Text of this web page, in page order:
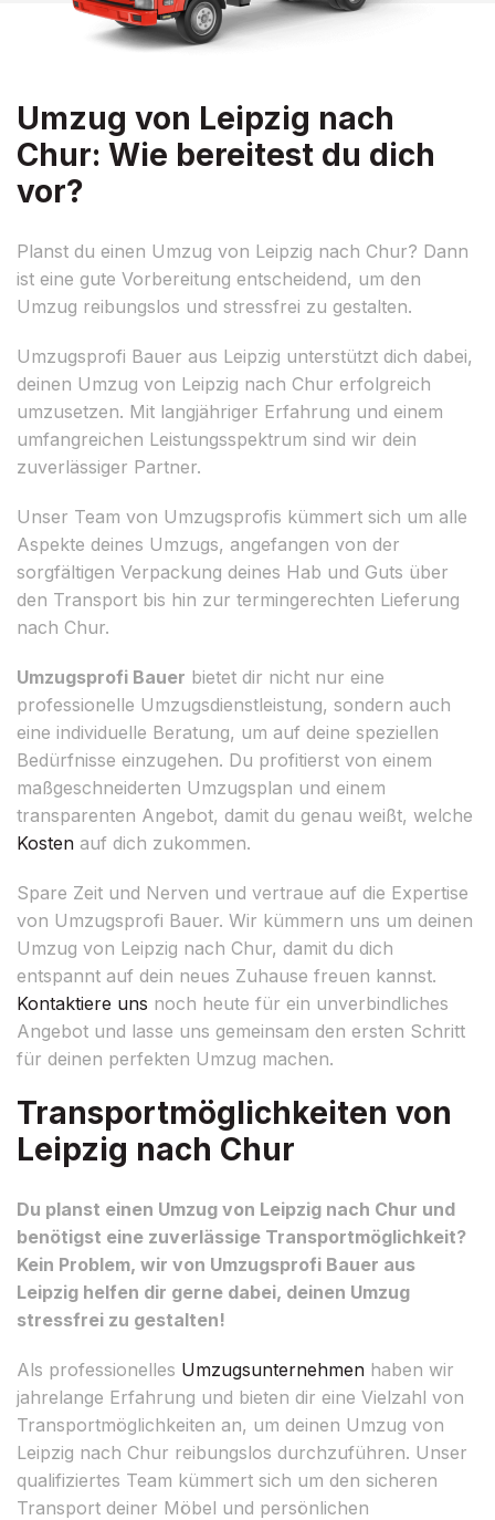
Umzug von Leipzig nach
Chur: Wie bereitest du dich
vor?
Planst du einen Umzug von Leipzig nach Chur? Dann
ist eine gute Vorbereitung entscheidend, um den
Umzug reibungslos und stressfrei zu gestalten.
Umzugsprofi Bauer aus Leipzig unterstützt dich dabei,
deinen Umzug von Leipzig nach Chur erfolgreich
umzusetzen. Mit langjähriger Erfahrung und einem
umfangreichen Leistungsspektrum sind wir dein
zuverlässiger Partner.
Unser Team von Umzugsprofis kümmert sich um alle
Aspekte deines Umzugs, angefangen von der
sorgfältigen Verpackung deines Hab und Guts über
den Transport bis hin zur termingerechten Lieferung
nach Chur.
Umzugsprofi Bauer bietet dir nicht nur eine
professionelle Umzugsdienstleistung, sondern auch
eine individuelle Beratung, um auf deine speziellen
Bedürfnisse einzugehen. Du profitierst von einem
maßgeschneiderten Umzugsplan und einem
transparenten Angebot, damit du genau weißt, welche
Kosten auf dich zukommen.
Spare Zeit und Nerven und vertraue auf die Expertise
von Umzugsprofi Bauer. Wir kümmern uns um deinen
Umzug von Leipzig nach Chur, damit du dich
entspannt auf dein neues Zuhause freuen kannst.
Kontaktiere uns noch heute für ein unverbindliches
Angebot und lasse uns gemeinsam den ersten Schritt
für deinen perfekten Umzug machen.
Transportmöglichkeiten von
Leipzig nach Chur
Du planst einen Umzug von Leipzig nach Chur und
benötigst eine zuverlässige Transportmöglichkeit?
Kein Problem, wir von Umzugsprofi Bauer aus
Leipzig helfen dir gerne dabei, deinen Umzug
stressfrei zu gestalten!
Als professionelles Umzugsunternehmen haben wir
jahrelange Erfahrung und bieten dir eine Vielzahl von
Transportmöglichkeiten an, um deinen Umzug von
Leipzig nach Chur reibungslos durchzuführen. Unser
qualifiziertes Team kümmert sich um den sicheren
Transport deiner Möbel und persönlichen